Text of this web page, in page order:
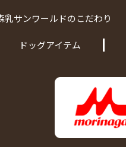
乳サンワールドのこだわり
ドッグアイテム